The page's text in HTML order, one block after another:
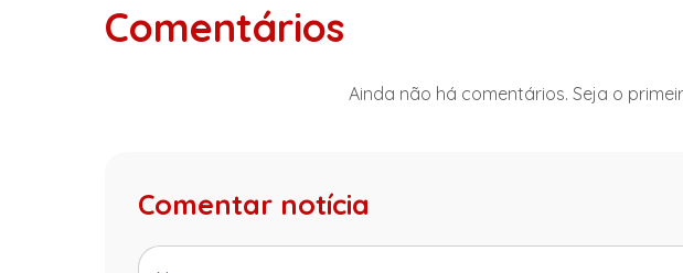
Comentários
Ainda não há comentários. Seja o
Comentar notícia